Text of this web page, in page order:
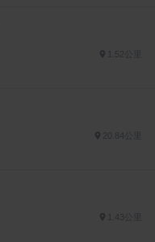
1.52公里
20.84公里
1.43公里